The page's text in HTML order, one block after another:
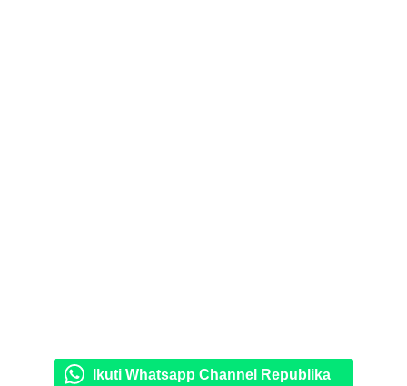
Ikuti Whatsapp Channel Republika